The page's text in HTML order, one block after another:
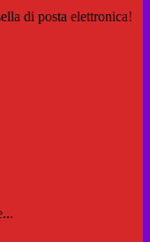
di posta elettronica!